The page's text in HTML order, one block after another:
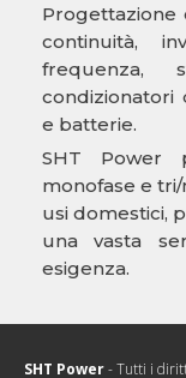
continuità,
frequenza,
condizionatori
e batterie.
SHT Power
monofase e
usi domestici,
una vasta
esigenza.
SHT Power- Tutti i